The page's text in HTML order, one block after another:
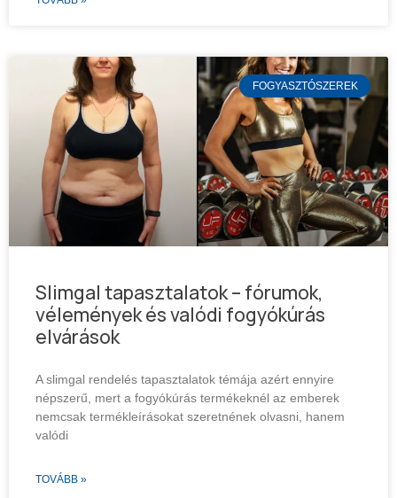
FOGYASZTÓSZEREK
Slimgal tapasztalatok – fórumok,
vélemények és valódi fogyókúrás
elvárások
A slimgal rendelés tapasztalatok témája azért ennyire
népszerű, mert a fogyókúrás termékeknél az emberek
nemcsak termékleírásokat szeretnének olvasni, hanem
valódi
TOVÁBB »